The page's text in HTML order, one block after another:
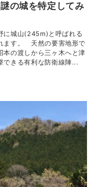
の城を特定してみ
に城山(245m)と呼ばれる
ます。 天然の要害地形で
本の渡しから三ヶ木へと津
できる有利な防衛線陣...